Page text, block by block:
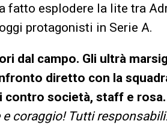
fatto esplodere la lite tra
protagonisti in Serie A.
dal campo. Gli ultrà
diretto con la
società, staff e rosa.
coraggio! Tutti